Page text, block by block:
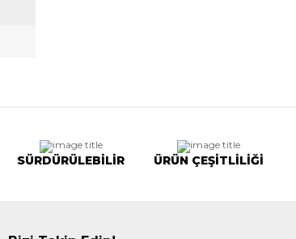
SÜRDÜRÜLEBİLİR ÜRÜN ÇEŞİTLİLİĞİ